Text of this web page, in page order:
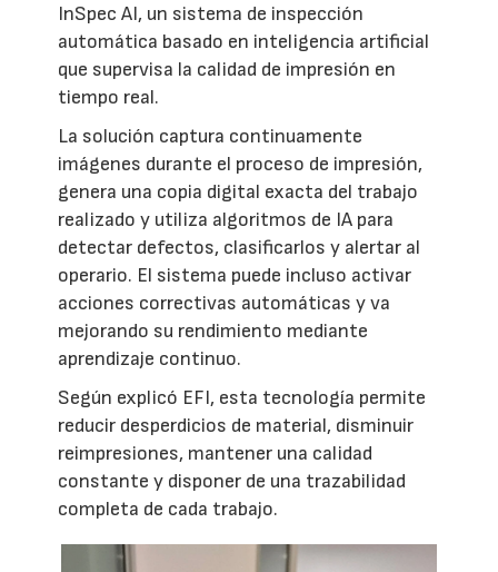
InSpec AI, un sistema de inspección
automática basado en inteligencia artificial
que supervisa la calidad de impresión en
tiempo real.
La solución captura continuamente
imágenes durante el proceso de impresión,
genera una copia digital exacta del trabajo
realizado y utiliza algoritmos de IA para
detectar defectos, clasificarlos y alertar al
operario. El sistema puede incluso activar
acciones correctivas automáticas y va
mejorando su rendimiento mediante
aprendizaje continuo.
Según explicó EFI, esta tecnología permite
reducir desperdicios de material, disminuir
reimpresiones, mantener una calidad
constante y disponer de una trazabilidad
completa de cada trabajo.